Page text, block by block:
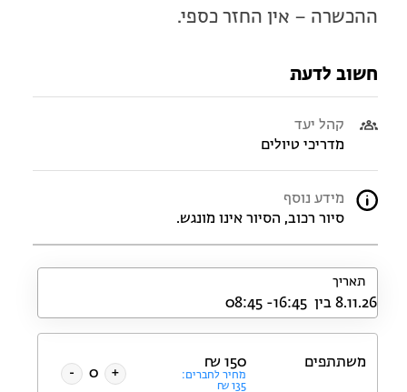
ההכשרה – אין החזר כספי.
חשוב לדעת
קהל יעד
מדריכי טיולים
מידע נוסף
סיור רכוב, הסיור אינו מונגש.
תאריך
משתתפים 150
₪
מחיר לחברים:
135
₪
+
-